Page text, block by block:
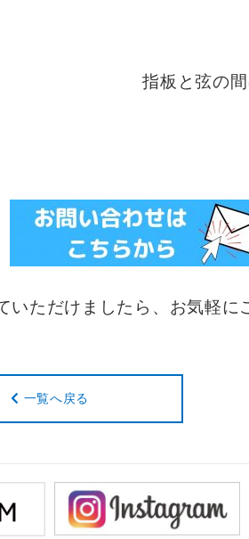
指板と弦の
いただけましたら、お気軽に
一覧へ戻る